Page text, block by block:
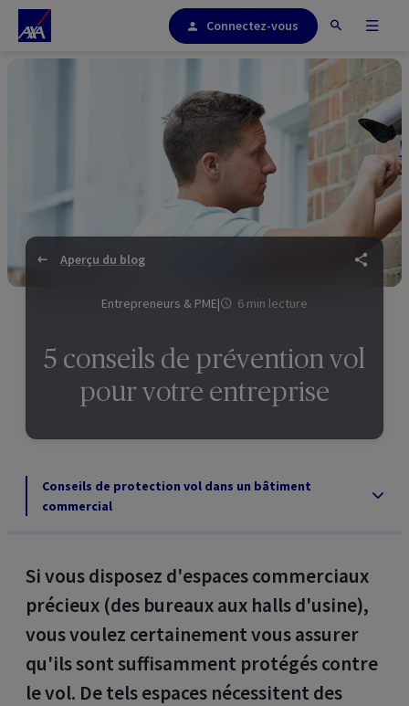
Connectez-vous
Aperçu du blog
Entrepreneurs & PME| 6 min lecture
5 conseils de prévention vol
pour votre entreprise
Conseils de protection vol dans un bâtiment
commercial
Si vous disposez d'espaces commerciaux
précieux (des bureaux aux halls d'usine),
vous voulez certainement vous assurer
qu'ils sont suffisamment protégés contre
le vol. De tels espaces nécessitent des